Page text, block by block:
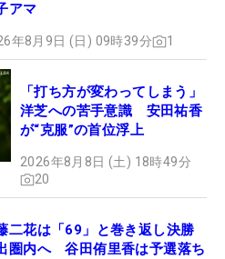
アマ
年8月9日 (日) 09時39分 1
「打ち方が変わってしまう」
洋芝への苦手意識 安田祐香
が“克服”の首位浮上
2026年8月8日 (土) 18時49分
20
二花は「69」と巻き返し決勝
圏内へ 谷田侑里香は予選落ち